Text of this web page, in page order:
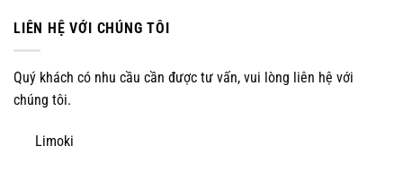
LIÊN HỆ VỚI CHÚNG TÔI
Quý khách có nhu cầu cần được tư vấn, vui lòng liên hệ với
chúng tôi.
Limoki